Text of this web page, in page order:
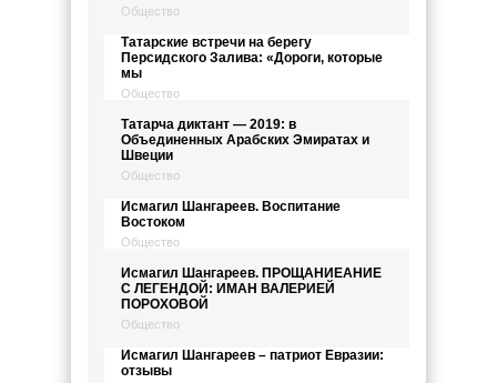
Общество
Татарские встречи на берегу
Персидского Залива: «Дороги, которые
мы
Общество
Татарча диктант — 2019: в
Объединенных Арабских Эмиратах и
Швеции
Общество
Исмагил Шангареев. Воспитание
Востоком
Общество
Исмагил Шангареев. ПРОЩАНИЕАНИЕ
С ЛЕГЕНДОЙ: ИМАН ВАЛЕРИЕЙ
ПОРОХОВОЙ
Общество
Исмагил Шангареев – патриот Евразии:
отзывы